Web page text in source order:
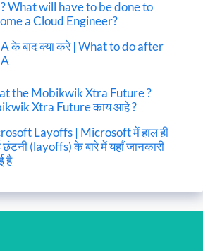
? What will have to be done to
a Cloud Engineer?
के बाद क्या करे | What to do after
the Mobikwik Xtra Future ?
Xtra Future काय आहे ?
Layoffs | Microsoft में हाल ही
छंटनी (layoffs) के बारे में यहाँ जानकारी
है